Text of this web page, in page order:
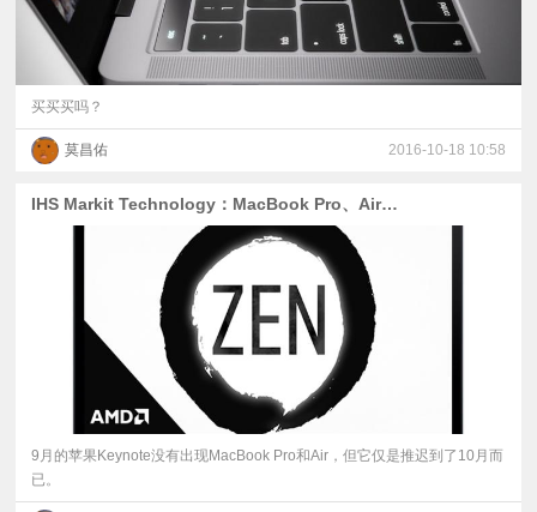
买买买吗？
莫昌佑 2016-10-18 10:58
IHS Markit Technology：MacBook Pro、Air将在十月发布
9月的苹果Keynote没有出现MacBook Pro和Air，但它仅是推迟到了10月而
已。